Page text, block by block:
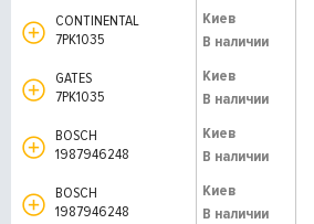
CONTINENTAL
7PK1035
Киев
В наличии
GATES
7PK1035
Киев
В наличии
BOSCH
1987946248
Киев
В наличии
BOSCH
1987946248
Киев
В наличии